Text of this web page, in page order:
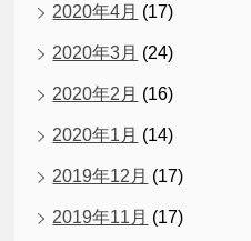
2020年4月 (17)
2020年3月 (24)
2020年2月 (16)
2020年1月 (14)
2019年12月 (17)
2019年11月 (17)